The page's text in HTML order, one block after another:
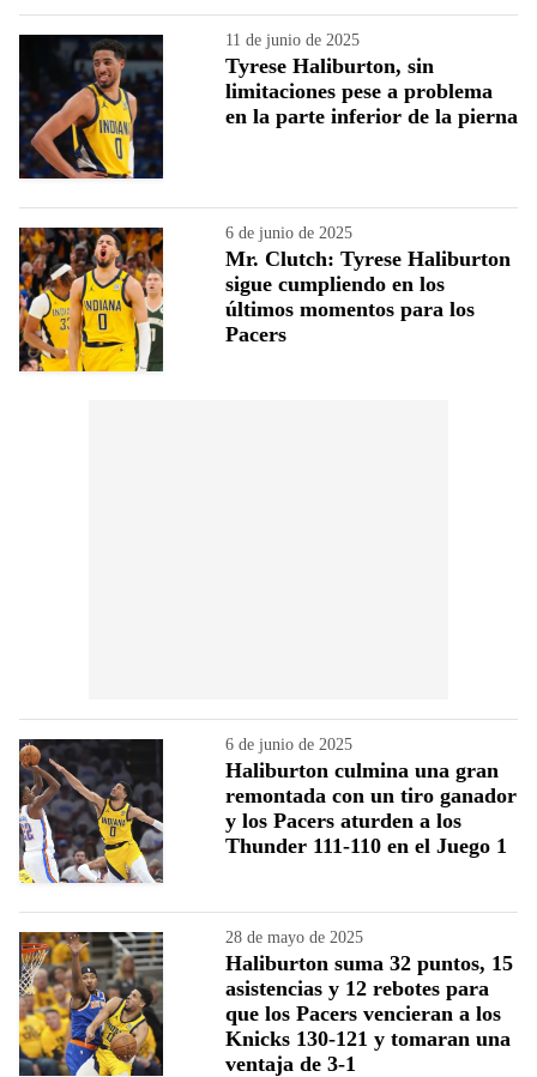
11 de junio de 2025
Tyrese Haliburton, sin
limitaciones pese a problema
en la parte inferior de la pierna
6 de junio de 2025
Mr. Clutch: Tyrese Haliburton
sigue cumpliendo en los
últimos momentos para los
Pacers
6 de junio de 2025
Haliburton culmina una gran
remontada con un tiro ganador
y los Pacers aturden a los
Thunder 111-110 en el Juego 1
28 de mayo de 2025
Haliburton suma 32 puntos, 15
asistencias y 12 rebotes para
que los Pacers vencieran a los
Knicks 130-121 y tomaran una
ventaja de 3-1